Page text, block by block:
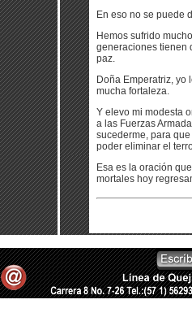
En eso no se puede
Hemos sufrido
generaciones tienen
paz.
Doña Emperatriz, yo
mucha fortaleza.
Y elevo mi modesta
a las Fuerzas
sucederme, para
poder eliminar el
Esa es la oración
mortales hoy